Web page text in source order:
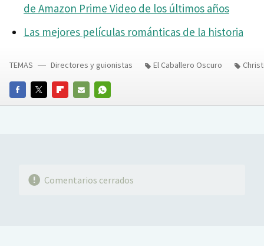
de Amazon Prime Video de los últimos años
Las mejores películas románticas de la historia
FACEBOOKTWITTERFLIPBOARD
E-
WHATSAPP
TEMAS Directores y guionistas El Caballero Oscuro
Comentarios cerrados